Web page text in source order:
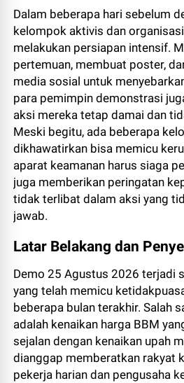
Dalam beberapa hari sebelum
kelompok aktivis dan
melakukan persiapan intensif.
pertemuan, membuat poster,
media sosial untuk
para pemimpin demonstrasi
aksi mereka tetap damai dan
Meski begitu, ada beberapa
dikhawatirkan bisa memicu
aparat keamanan harus siaga
juga memberikan peringatan
tidak terlibat dalam aksi yang
jawab.
Latar Belakang dan
Demo 25 Agustus 2026 terjadi
yang telah memicu
beberapa bulan terakhir. Salah
adalah kenaikan harga BBM
sejalan dengan kenaikan upah
dianggap memberatkan rakyat
pekerja harian dan pengusaha